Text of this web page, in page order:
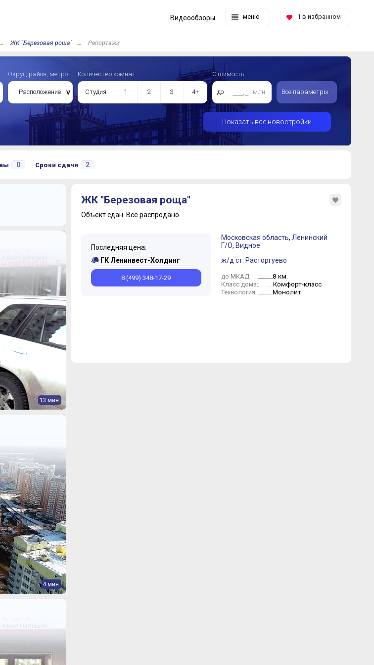
меню 1 в избранном
Видеообзоры
ЖК "Березовая роща" Репортажи
Округ, район, метро
Расположение
Количество комнат
Студия 1 2 3 4+
Стоимость
до млн. Все параметры
Показать все новостройки
0 Сроки сдачи 2
13 мин.
4 мин.
ЖК "Березовая роща"
Объект сдан. Всё распродано.
Последняя цена:
ГК Ленинвест-Холдинг
8 (499) 348-17-29
Московская область, Ленинский
Г/О, Видное
ж/д ст. Расторгуево
до МКАД: 8 км.
Класс дома: Комфорт-класс
Технология: Монолит